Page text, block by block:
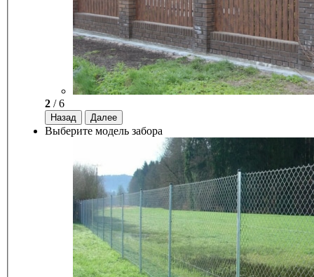
2 / 6
Назад Далее
Выберите модель забора